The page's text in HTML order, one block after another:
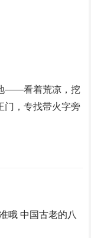
——看着荒凉，挖
门，专找带火字旁
哦 中国古老的八